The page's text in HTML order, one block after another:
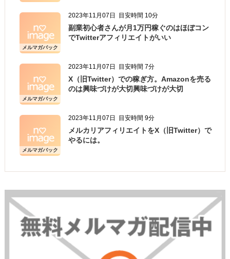
ナンバー
メルマガバック
ナンバー
2023年11月07日 目安時間 10分
副業初心者さんが月1万円稼ぐのはほぼコン
でTwitterアフィリエイトがいい
メルマガバック
ナンバー
2023年11月07日 目安時間 7分
X（旧Twitter）での稼ぎ方。Amazonを売る
のは興味づけが大切興味づけが大切
メルマガバック
ナンバー
2023年11月07日 目安時間 9分
メルカリアフィリエイトをX（旧Twitter）で
やるには。